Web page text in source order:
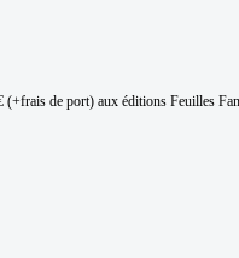
(+frais de port) aux éditions Feuilles